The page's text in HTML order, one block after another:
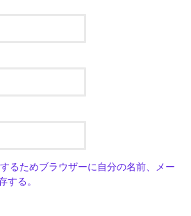
るためブラウザーに自分の名前、メー
する。